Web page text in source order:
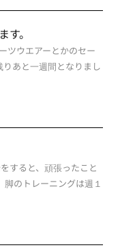
。
ツウエアーとかのセー
りあと一週間となりまし
すると、頑張ったこと
のトレーニングは週１